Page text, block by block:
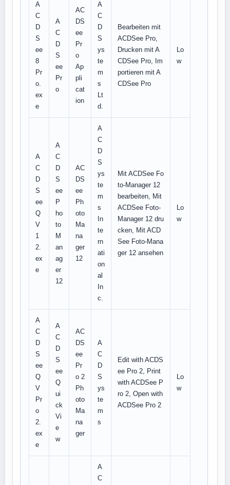
A
C
D
S
ee
8
Pr
o.
ex
e
A
C
D
S
ee
Pr
o
AC
DS
ee
Pr
o
Ap
pli
cat
ion
A
C
D
S
ys
te
m
s
Lt
d.
Bearbeiten mit
ACDSee Pro,
Drucken mit A
CDSee Pro, Im
portieren mit A
CDSee Pro
Lo
w
A
C
D
S
ee
Q
V
1
2.
ex
e
A
C
D
S
ee
P
ho
to
M
an
ag
er
12
AC
DS
ee
Ph
oto
Ma
na
ger
12
A
C
D
S
ys
te
m
s
In
te
rn
ati
on
al
In
c.
Mit ACDSee Fo
to-Manager 12
bearbeiten, Mit
ACDSee Foto-
Manager 12 dru
cken, Mit ACD
See Foto-Mana
ger 12 ansehen
Lo
w
A
C
D
S
ee
Q
V
Pr
o
2.
ex
e
A
C
D
S
ee
Q
ui
ck
Vi
e
w
AC
DS
ee
Pr
o 2
Ph
oto
Ma
na
ger
A
C
D
S
ys
te
m
s
Edit with ACDS
ee Pro 2, Print
with ACDSee P
ro 2, Open with
ACDSee Pro 2
Lo
w
A
C